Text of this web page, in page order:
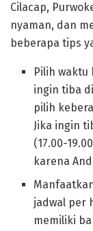
Cilacap,
nyaman, dan
beberapa tips
Pilih waktu
ingin tiba
pilih
Jika ingin
(17.00-
karena
jadwal per
memiliki